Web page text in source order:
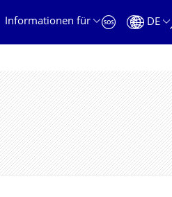
Informationen für
DE